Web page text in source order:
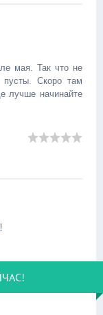
мая. Так что не
пусты. Скоро там
лучше начинайте
!